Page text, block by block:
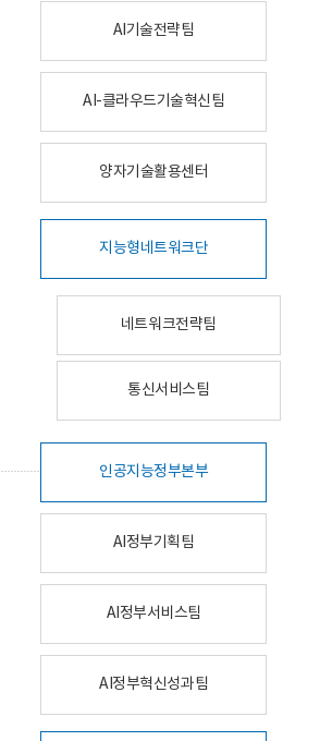
AI기술전략팀
AI-클라우드기술혁신팀
양자기술활용센터
지능형네트워크단
네트워크전략팀
통신서비스팀
인공지능정부본부
AI정부기획팀
AI정부서비스팀
AI정부혁신성과팀